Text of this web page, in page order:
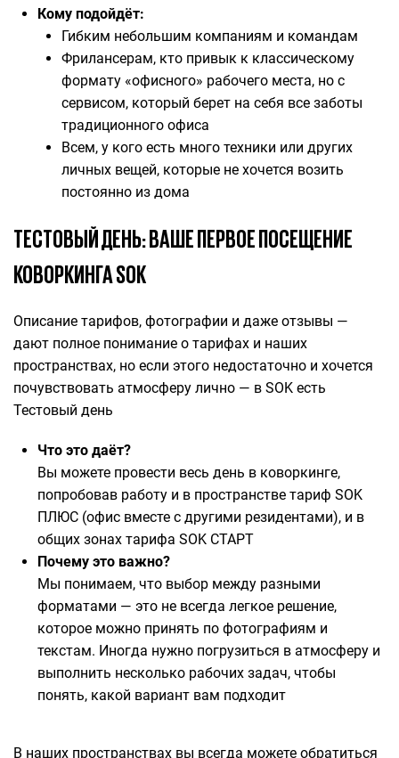
Кому подойдёт:
Гибким небольшим компаниям и командам
Фрилансерам, кто привык к классическому
формату «офисного» рабочего места, но с
сервисом, который берет на себя все заботы
традиционного офиса
Всем, у кого есть много техники или других
личных вещей, которые не хочется возить
постоянно из дома
ТЕСТОВЫЙ ДЕНЬ: ВАШЕ ПЕРВОЕ ПОСЕЩЕНИЕ
КОВОРКИНГА SOK
Описание тарифов, фотографии и даже отзывы —
дают полное понимание о тарифах и наших
пространствах, но если этого недостаточно и хочется
почувствовать атмосферу лично — в SOK есть
Тестовый день
Что это даёт?
Вы можете провести весь день в коворкинге,
попробовав работу и в пространстве тариф SOK
ПЛЮС (офис вместе с другими резидентами), и в
общих зонах тарифа SOK СТАРТ
Почему это важно?
Мы понимаем, что выбор между разными
форматами — это не всегда легкое решение,
которое можно принять по фотографиям и
текстам. Иногда нужно погрузиться в атмосферу и
выполнить несколько рабочих задач, чтобы
понять, какой вариант вам подходит
В наших пространствах вы всегда можете обратиться